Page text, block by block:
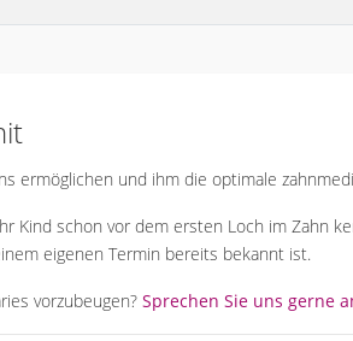
ermöglichen und ihm die optimale
Kind schon vor dem ersten Loch im Zahn
eigenen Termin bereits bekannt ist.
vorzubeugen? Sprechen Sie uns gerne